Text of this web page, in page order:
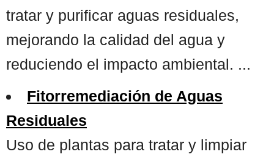
tratar y purificar aguas residuales,
mejorando la calidad del agua y
reduciendo el impacto ambiental. ...
Fitorremediación de Aguas
Residuales
Uso de plantas para tratar y limpiar